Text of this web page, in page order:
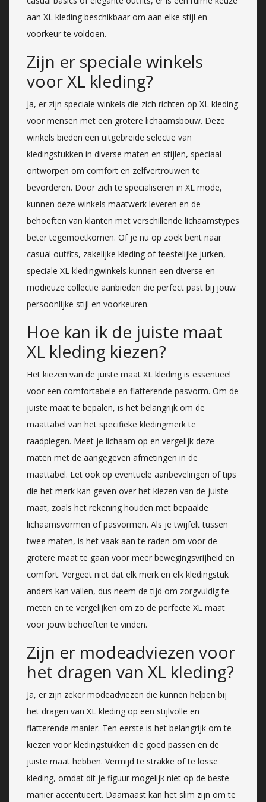
aan XL kleding beschikbaar om aan elke stijl en
voorkeur te voldoen.
Zijn er speciale winkels
voor XL kleding?
Ja, er zijn speciale winkels die zich richten op XL kleding
voor mensen met een grotere lichaamsbouw. Deze
winkels bieden een uitgebreide selectie van
kledingstukken in diverse maten en stijlen, speciaal
ontworpen om comfort en zelfvertrouwen te
bevorderen. Door zich te specialiseren in XL mode,
kunnen deze winkels maatwerk leveren en de
behoeften van klanten met verschillende lichaamstypes
beter tegemoetkomen. Of je nu op zoek bent naar
casual outfits, zakelijke kleding of feestelijke jurken,
speciale XL kledingwinkels kunnen een diverse en
modieuze collectie aanbieden die perfect past bij jouw
persoonlijke stijl en voorkeuren.
Hoe kan ik de juiste maat
XL kleding kiezen?
Het kiezen van de juiste maat XL kleding is essentieel
voor een comfortabele en flatterende pasvorm. Om de
juiste maat te bepalen, is het belangrijk om de
maattabel van het specifieke kledingmerk te
raadplegen. Meet je lichaam op en vergelijk deze
maten met de aangegeven afmetingen in de
maattabel. Let ook op eventuele aanbevelingen of tips
die het merk kan geven over het kiezen van de juiste
maat, zoals het rekening houden met bepaalde
lichaamsvormen of pasvormen. Als je twijfelt tussen
twee maten, is het vaak aan te raden om voor de
grotere maat te gaan voor meer bewegingsvrijheid en
comfort. Vergeet niet dat elk merk en elk kledingstuk
anders kan vallen, dus neem de tijd om zorgvuldig te
meten en te vergelijken om zo de perfecte XL maat
voor jouw behoeften te vinden.
Zijn er modeadviezen voor
het dragen van XL kleding?
Ja, er zijn zeker modeadviezen die kunnen helpen bij
het dragen van XL kleding op een stijlvolle en
flatterende manier. Ten eerste is het belangrijk om te
kiezen voor kledingstukken die goed passen en de
juiste maat hebben. Vermijd te strakke of te losse
kleding, omdat dit je figuur mogelijk niet op de beste
manier accentueert. Daarnaast kan het slim zijn om te